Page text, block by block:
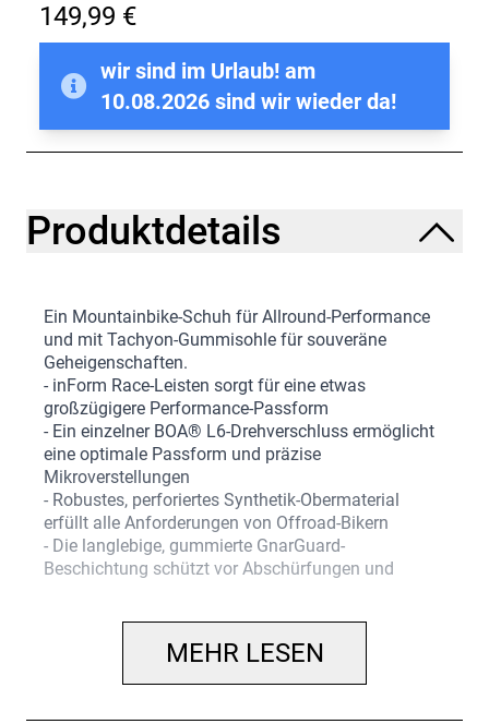
149,99 €
wir sind im Urlaub! am
10.08.2026 sind wir wieder da!
Produktdetails
Ein Mountainbike-Schuh für Allround-Performance
und mit Tachyon-Gummisohle für souveräne
Geheigenschaften.
- inForm Race-Leisten sorgt für eine etwas
großzügigere Performance-Passform
- Ein einzelner BOA® L6-Drehverschluss ermöglicht
eine optimale Passform und präzise
Mikroverstellungen
- Robustes, perforiertes Synthetik-Obermaterial
erfüllt alle Anforderungen von Offroad-Bikern
- Die langlebige, gummierte GnarGuard-
Beschichtung schützt vor Abschürfungen und
ist steif, bietet aber trotzdem einen hohen
Gehkomfort
MEHR LESEN